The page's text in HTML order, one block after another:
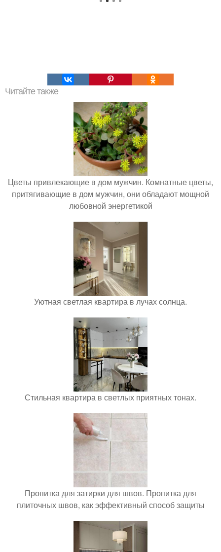
Читайте также
Цветы привлекающие в дом мужчин. Комнатные цветы,
притягивающие в дом мужчин, они обладают мощной
любовной энергетикой
Уютная светлая квартира в лучах солнца.
Стильная квартира в светлых приятных тонах.
Пропитка для затирки для швов. Пропитка для
плиточных швов, как эффективный способ защиты